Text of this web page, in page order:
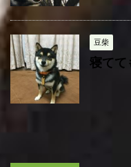
豆柴
寝てて